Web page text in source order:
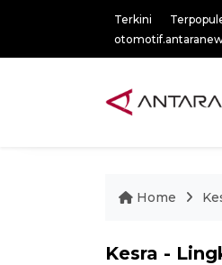
Terkini
Home
Kesra -